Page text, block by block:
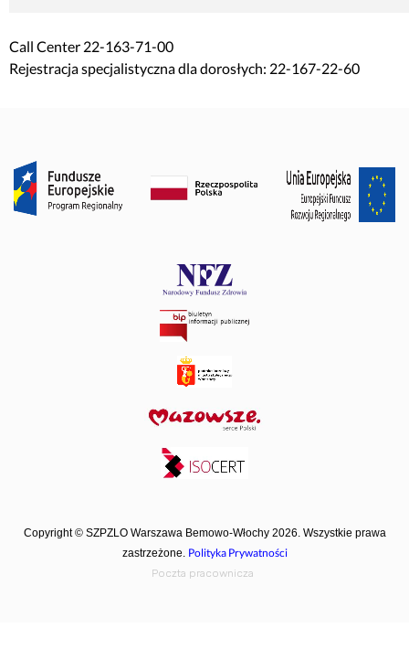
Call Center 22-163-71-00
Rejestracja specjalistyczna dla dorosłych: 22-167-22-60
Copyright © SZPZLO Warszawa Bemowo-Włochy 2026. Wszystkie prawa
zastrzeżone. Polityka Prywatności
Poczta pracownicza